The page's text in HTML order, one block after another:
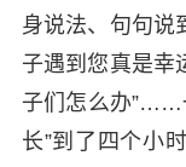
身说法、句句说
子遇到您真是幸
子们怎么办”……
长”到了四个小